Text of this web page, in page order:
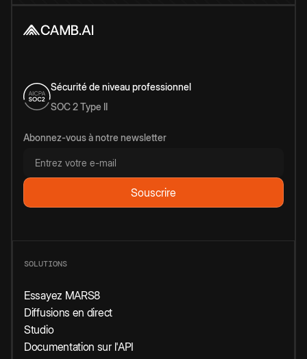
Sécurité de niveau professionnel
SOC 2 Type II
Abonnez-vous à notre newsletter
SOLUTIONS
Essayez MARS8
Diffusions en direct
Studio
Documentation sur l'API